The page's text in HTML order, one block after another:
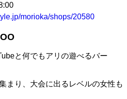
morioka/shops/20580
と何でもアリの遊べるバー
まり、大会に出るレベルの女性も